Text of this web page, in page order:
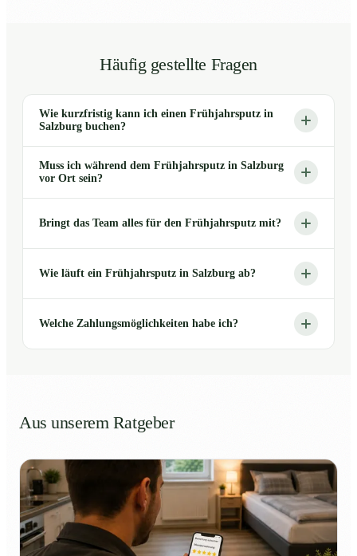
Häufig gestellte Fragen
Wie kurzfristig kann ich einen Frühjahrsputz in
Salzburg buchen?
Muss ich während dem Frühjahrsputz in Salzburg
vor Ort sein?
Bringt das Team alles für den Frühjahrsputz mit?
Wie läuft ein Frühjahrsputz in Salzburg ab?
Welche Zahlungsmöglichkeiten habe ich?
Aus unserem Ratgeber